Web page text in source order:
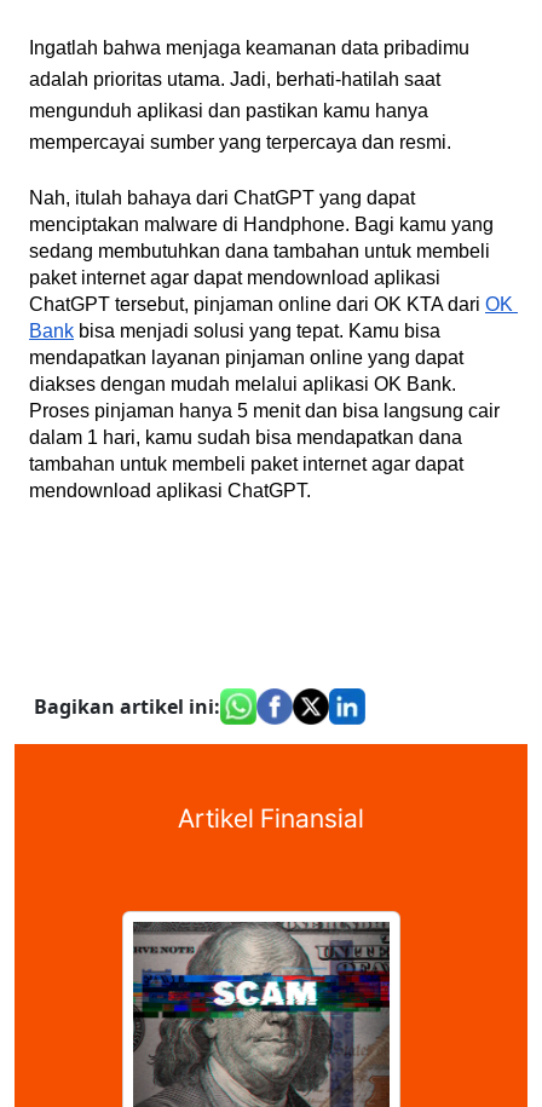
Ingatlah bahwa menjaga keamanan data pribadimu
adalah prioritas utama. Jadi, berhati-hatilah saat
mengunduh aplikasi dan pastikan kamu hanya
mempercayai sumber yang terpercaya dan resmi.
Nah, itulah bahaya dari ChatGPT yang dapat
menciptakan malware di Handphone. Bagi kamu yang
sedang membutuhkan dana tambahan untuk membeli
paket internet agar dapat mendownload aplikasi
ChatGPT tersebut, pinjaman online dari OK KTA dari OK
Bank bisa menjadi solusi yang tepat. Kamu bisa
mendapatkan layanan pinjaman online yang dapat
diakses dengan mudah melalui aplikasi OK Bank.
Proses pinjaman hanya 5 menit dan bisa langsung cair
dalam 1 hari, kamu sudah bisa mendapatkan dana
tambahan untuk membeli paket internet agar dapat
mendownload aplikasi ChatGPT.
Bagikan artikel ini:
Artikel Finansial